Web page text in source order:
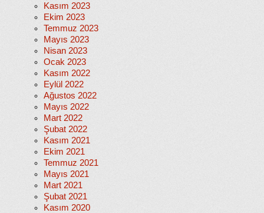
Kasım 2023
Ekim 2023
Temmuz 2023
Mayıs 2023
Nisan 2023
Ocak 2023
Kasım 2022
Eylül 2022
Ağustos 2022
Mayıs 2022
Mart 2022
Şubat 2022
Kasım 2021
Ekim 2021
Temmuz 2021
Mayıs 2021
Mart 2021
Şubat 2021
Kasım 2020